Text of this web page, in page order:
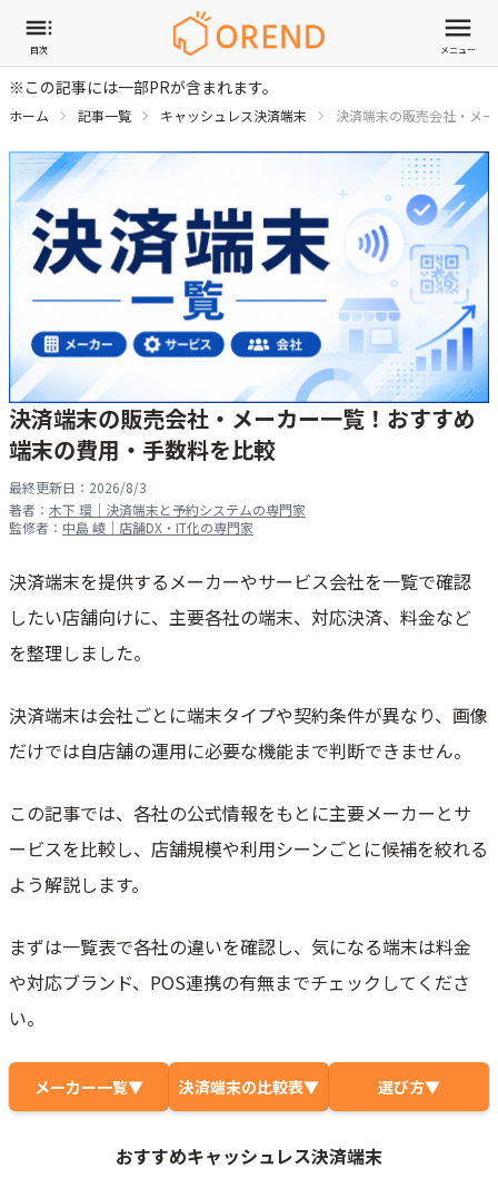
目次 メニュー
※この記事には一部PRが含まれます。
ホーム 記事一覧 キャッシュレス決済端末 決済端末の販売会社・メ
決済端末の販売会社・メーカー一覧！おすすめ
端末の費用・手数料を比較
最終更新日： 2026/8/3
著者： 木下 環｜決済端末と予約システムの専門家
監修者： 中島 崚｜店舗DX・IT化の専門家
決済端末を提供するメーカーやサービス会社を一覧で確認
したい店舗向けに、主要各社の端末、対応決済、料金など
を整理しました。
決済端末は会社ごとに端末タイプや契約条件が異なり、画像
だけでは自店舗の運用に必要な機能まで判断できません。
この記事では、各社の公式情報をもとに主要メーカーとサ
ービスを比較し、店舗規模や利用シーンごとに候補を絞れる
よう解説します。
まずは一覧表で各社の違いを確認し、気になる端末は料金
や対応ブランド、POS連携の有無までチェックしてくださ
い。
メーカー一覧▼ 決済端末の比較表▼ 選び方▼
おすすめキャッシュレス決済端末